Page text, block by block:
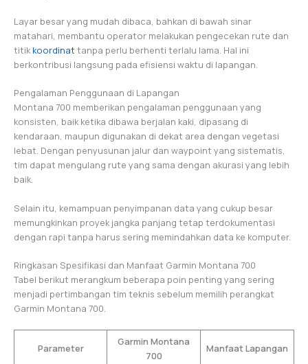
Layar besar yang mudah dibaca, bahkan di bawah sinar
matahari, membantu operator melakukan pengecekan rute dan
titikkoordinattanpa perlu berhenti terlalu lama. Hal ini
berkontribusi langsung pada efisiensi waktu di lapangan.
Pengalaman Penggunaan di Lapangan
Montana 700 memberikan pengalaman penggunaan yang
konsisten, baik ketika dibawa berjalan kaki, dipasang di
kendaraan, maupun digunakan di dekat area dengan vegetasi
lebat. Dengan penyusunan jalur dan waypoint yang sistematis,
tim dapat mengulang rute yang sama dengan akurasi yang lebih
baik.
Selain itu, kemampuan penyimpanan data yang cukup besar
memungkinkan proyek jangka panjang tetap terdokumentasi
dengan rapi tanpa harus sering memindahkan data ke komputer.
Ringkasan Spesifikasi dan Manfaat Garmin Montana 700
Tabel berikut merangkum beberapa poin penting yang sering
menjadi pertimbangan tim teknis sebelum memilih perangkat
Garmin Montana 700.
Parameter
Garmin Montana
700
Manfaat Lapangan